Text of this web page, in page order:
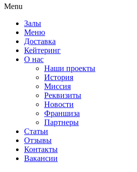
Menu
Залы
Меню
Доставка
Кейтеринг
О нас
Наши проекты
История
Миссия
Реквизиты
Новости
Франшиза
Партнеры
Статьи
Отзывы
Контакты
Вакансии